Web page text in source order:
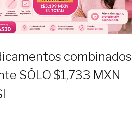
combinados
SÓLO $1,733 MXN